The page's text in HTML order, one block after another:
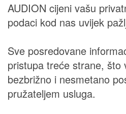
AUDION cijeni vašu
podaci kod nas uvijek
Sve posredovane
pristupa treće strane, što
bezbrižno i nesmetano
pružateljem usluga.